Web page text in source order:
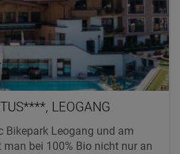
LEOGANG
Bikepark Leogang und am
man bei 100% Bio nicht nur an